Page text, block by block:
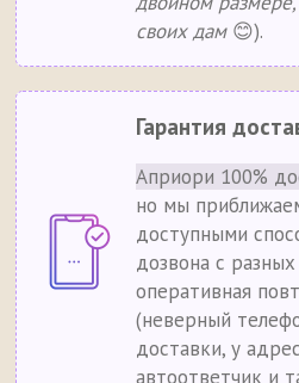
своих дам😊).
Гарантия
Априори 100%
но мы
доступными
дозвона с
оперативная
(неверный
доставки, у
автоответчик и